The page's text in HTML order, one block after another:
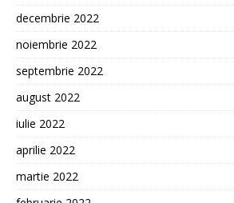
decembrie 2022
noiembrie 2022
septembrie 2022
august 2022
iulie 2022
aprilie 2022
martie 2022